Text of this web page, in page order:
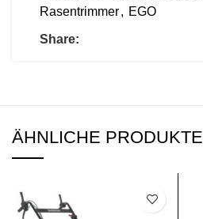
Rasentrimmer, EGO
Share:
ÄHNLICHE PRODUKTE